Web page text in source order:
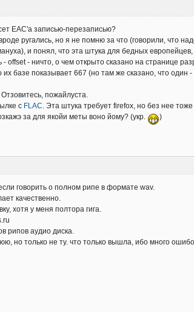
EAC'а записью-перезаписью?
ругались, но я не помню за что (говорили, что
и понял, что эта штука для бедных
offset - ничто, о чем открыто сказано на странице
базе показывает 667 (но там же сказано, что один -
пожайлуста.
с FLAC . Эта штука требует firefox, но без нее тоже
за для якойи меты воно йому? (укр.
)
говорить о полном рипе в формате wav.
качественно.
хотя у меня полтора гига.
рипов аудио диска.
но только не ту. что только вышла, ибо много